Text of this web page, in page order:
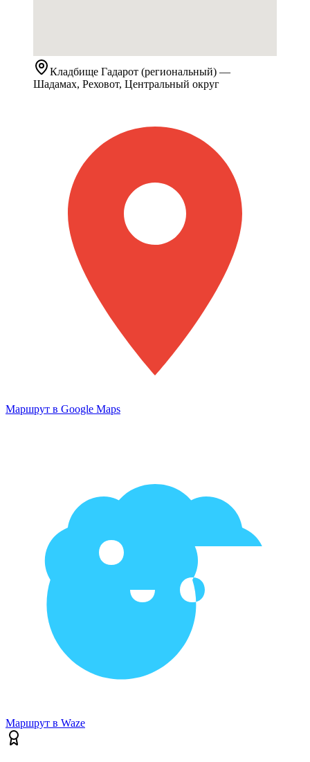
Кладбище Гадарот (региональный) —
Шадамах, Реховот, Центральный округ
Маршрут в Google Maps
Маршрут в Waze